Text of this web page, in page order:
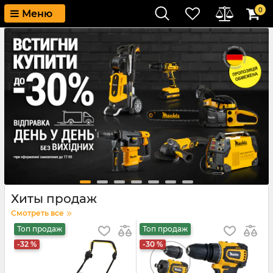
Меню 0
Хиты продаж
Смотреть все
Топ продаж
-32 %
Топ продаж
-30 %